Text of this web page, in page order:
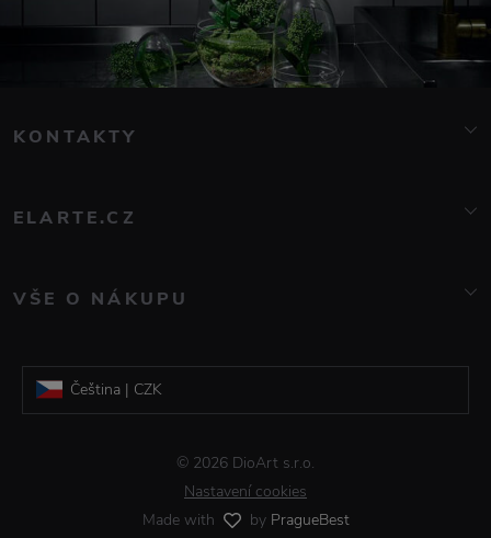
KONTAKTY
776 081 000
ELARTE.CZ
Kontakt
Galerie DioArt
VŠE O NÁKUPU
Reklamace a vrácení zboží
Obchodní podmínky
Čeština | CZK
© 2026 DioArt s.r.o.
Nastavení cookies
Made with
by PragueBest